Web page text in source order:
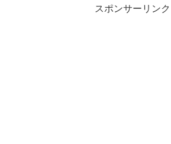
スポンサーリンク